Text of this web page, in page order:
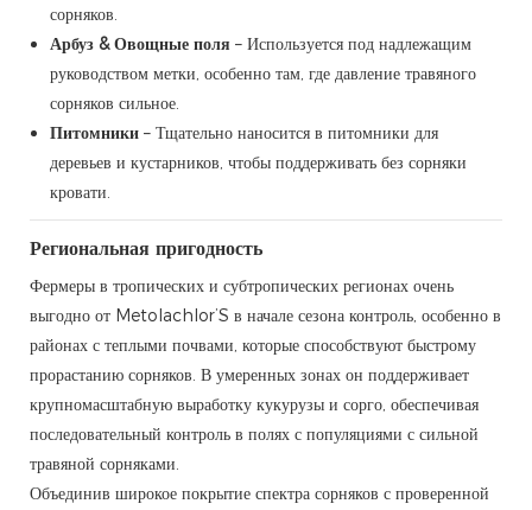
сорняков.
Арбуз & Овощные поля – Используется под надлежащим
руководством метки, особенно там, где давление травяного
сорняков сильное.
Питомники – Тщательно наносится в питомники для
деревьев и кустарников, чтобы поддерживать без сорняки
кровати.
Региональная пригодность
Фермеры в тропических и субтропических регионах очень
выгодно от Metolachlor’S в начале сезона контроль, особенно в
районах с теплыми почвами, которые способствуют быстрому
прорастанию сорняков. В умеренных зонах он поддерживает
крупномасштабную выработку кукурузы и сорго, обеспечивая
последовательный контроль в полях с популяциями с сильной
травяной сорняками.
Объединив широкое покрытие спектра сорняков с проверенной